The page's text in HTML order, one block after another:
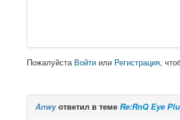
Пожалуйста Войти или Регистрация,
Anwyответил в теме Re:RnQ Eye